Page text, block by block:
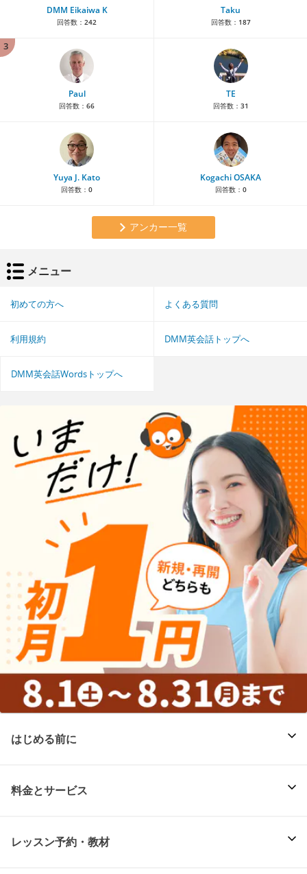
DMM Eikaiwa K
回答数： 242
Taku
回答数： 187
3
Paul
回答数： 66
TE
回答数： 31
Yuya J. Kato
回答数： 0
Kogachi OSAKA
回答数： 0
アンカー一覧
メニュー
初めての方へ よくある質問
利用規約 DMM英会話トップへ
DMM英会話Wordsトップへ
はじめる前に
料金とサービス
レッスン予約・教材